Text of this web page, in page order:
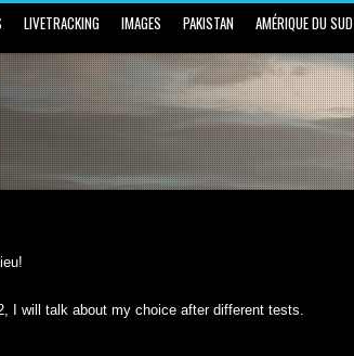
LIVETRACKING IMAGES PAKISTAN AMÉRIQUE DU SUD
I will talk about my choice after different tests.